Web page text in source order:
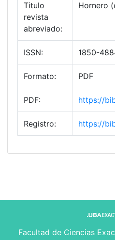
Titulo
revista
abreviado:
Hornero
ISSN: 1850-
Formato: PDF
PDF: https://
Registro: https://
Facultad de Ciencias